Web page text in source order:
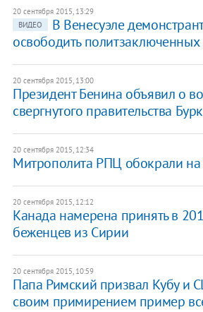
20 сентября 2015, 13:29
ВИДЕО
В Венесуэле
освободить политзаключенных
20 сентября 2015, 13:00
Президент Бенина объявил о
свергнутого правительства
20 сентября 2015, 12:34
Митрополита РПЦ обокрали на
20 сентября 2015, 12:12
Канада намерена принять в
беженцев из Сирии
20 сентября 2015, 10:59
Папа Римский призвал Кубу и
своим примирением пример